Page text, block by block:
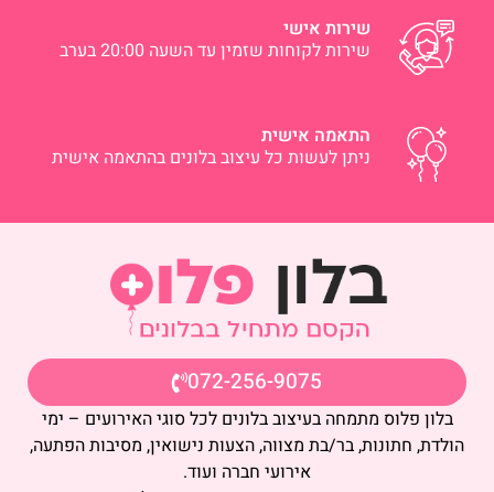
שירות אישי
שירות לקוחות שזמין עד השעה 20:00 בערב
התאמה אישית
ניתן לעשות כל עיצוב בלונים בהתאמה אישית
072-256-9075
בלון פלוס מתמחה בעיצוב בלונים לכל סוגי האירועים – ימי
הולדת, חתונות, בר/בת מצווה, הצעות נישואין, מסיבות הפתעה,
אירועי חברה ועוד.